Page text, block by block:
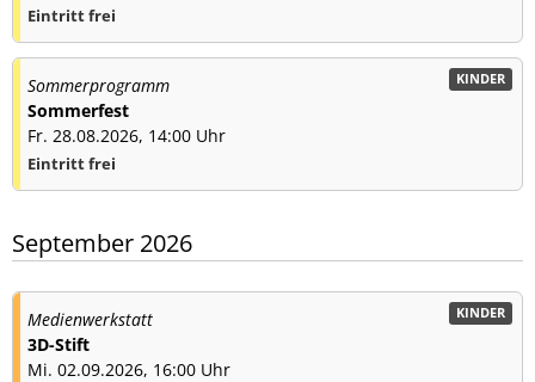
Eintritt frei
KINDER
Sommerprogramm
Sommerfest
Fr. 28.08.2026, 14:00 Uhr
Eintritt frei
September 2026
KINDER
Medienwerkstatt
3D-Stift
Mi. 02.09.2026, 16:00 Uhr